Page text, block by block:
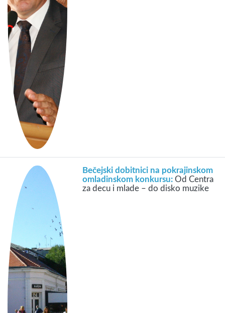
Bečejski dobitnici na pokrajinskom
omladinskom konkursu:Od Centra
za decu i mlade – do disko muzike